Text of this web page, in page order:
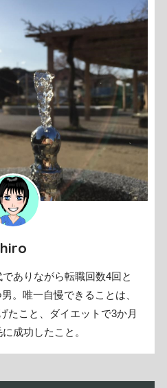
hiro
ありながら転職回数4回と
。唯一自慢できることは、
たこと、ダイエットで3か月
成功したこと。